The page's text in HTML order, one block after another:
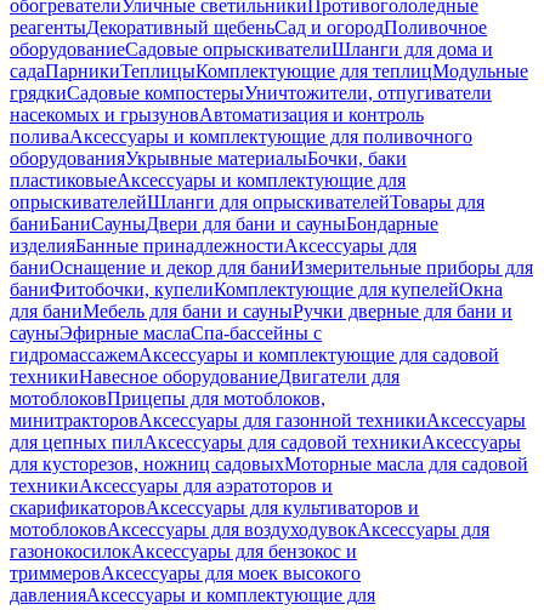
обогревателиУличные светильникиПротивогололедные
реагентыДекоративный щебеньСад и огородПоливочное
оборудованиеСадовые опрыскивателиШланги для дома и
садаПарникиТеплицыКомплектующие для теплицМодульные
грядкиСадовые компостерыУничтожители, отпугиватели
насекомых и грызуновАвтоматизация и контроль
поливаАксессуары и комплектующие для поливочного
оборудованияУкрывные материалыБочки, баки
пластиковыеАксессуары и комплектующие для
опрыскивателейШланги для опрыскивателейТовары для
баниБаниСауныДвери для бани и сауныБондарные
изделияБанные принадлежностиАксессуары для
баниОснащение и декор для баниИзмерительные приборы для
баниФитобочки, купелиКомплектующие для купелейОкна
для баниМебель для бани и сауныРучки дверные для бани и
сауныЭфирные маслаСпа-бассейны с
гидромассажемАксессуары и комплектующие для садовой
техникиНавесное оборудованиеДвигатели для
мотоблоковПрицепы для мотоблоков,
минитракторовАксессуары для газонной техникиАксессуары
для цепных пилАксессуары для садовой техникиАксессуары
для кусторезов, ножниц садовыхМоторные масла для садовой
техникиАксессуары для аэратоторов и
скарификаторовАксессуары для культиваторов и
мотоблоковАксессуары для воздуходувокАксессуары для
газонокосилокАксессуары для бензокос и
триммеровАксессуары для моек высокого
давленияАксессуары и комплектующие для